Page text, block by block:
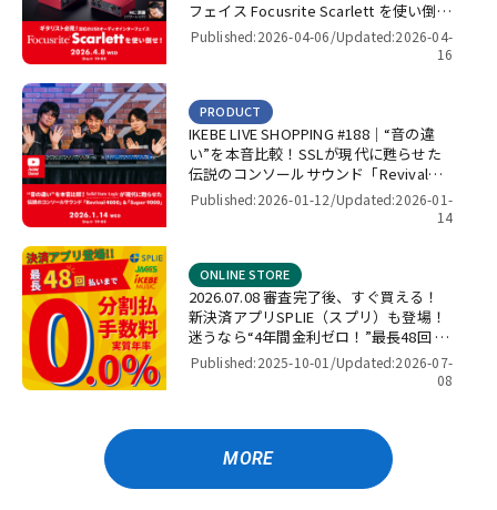
フェイス Focusrite Scarlett を使い倒
せ！【presented by パワーレック】
Published:2026-04-06/Updated:2026-04-
16
IKEBE LIVE SHOPPING #188｜“音の違
い”を本音比較！SSLが現代に甦らせた
伝説のコンソールサウンド「Revival
4000」＆「Super 9000」【presented
PRODUCT
Published:2026-01-12/Updated:2026-01-
14
2026.07.08 審査完了後、すぐ買える！
新決済アプリSPLIE（スプリ）も登場！
迷うなら“4年間金利ゼロ！”最長48回 無
金利キャンペーン
ONLINE STORE
Published:2025-10-01/Updated:2026-07-
08
MORE